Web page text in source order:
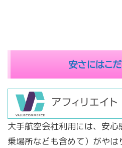
安さにはこ
大手航空会社利用には、安
乗場所なども含めて）がやは